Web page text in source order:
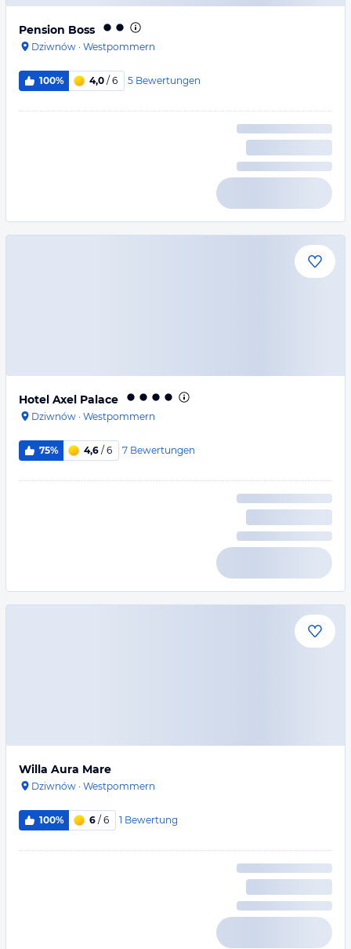
Pension Boss
Dziwnów · Westpommern
100% 4,0 / 6 5 Bewertungen
Hotel Axel Palace
Dziwnów · Westpommern
75% 4,6 / 6 7 Bewertungen
Willa Aura Mare
Dziwnów · Westpommern
100% 6 / 6 1 Bewertung